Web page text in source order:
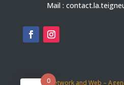
Mail :
Création Network and Web –
0